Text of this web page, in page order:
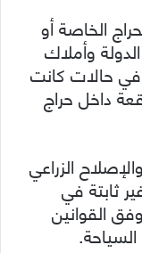
بين الحراج الخاصة أو
وأملاك
في حالات كانت
داخل حراج
والإصلاح الزراعي
ثابتة في
القوانين